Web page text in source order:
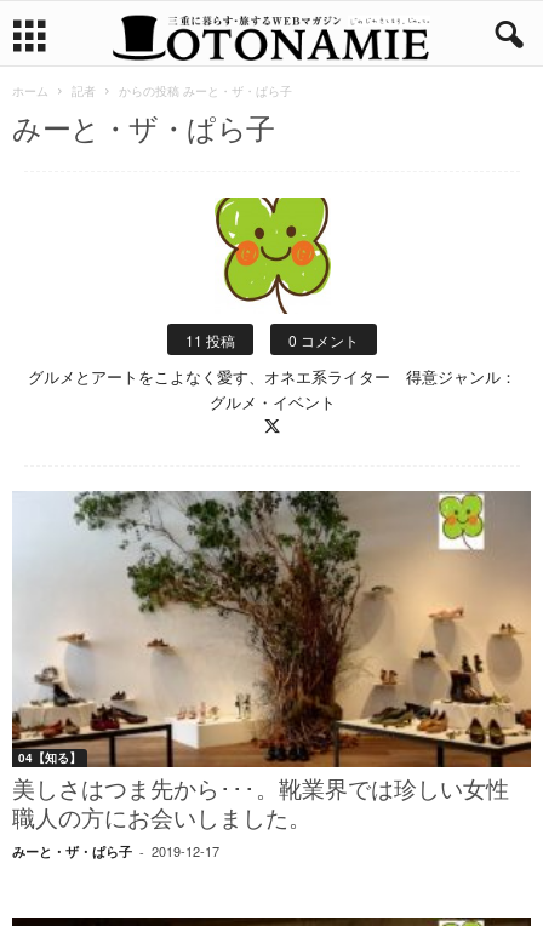
ホーム 記者 からの投稿 みーと・ザ・ぱら子
みーと・ザ・ぱら子
11 投稿 0 コメント
グルメとアートをこよなく愛す、オネエ系ライター 得意ジャンル：
グルメ・イベント
04【知る】
美しさはつま先から･･･。靴業界では珍しい女性
職人の方にお会いしました。
みーと・ザ・ぱら子 - 2019-12-17